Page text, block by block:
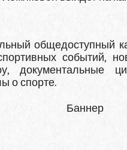
общедоступный
событий,
документальные
о спорте.
Баннер